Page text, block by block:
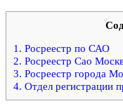
1. Росреестр по САО
2. Росреестр Сао
3. Росреестр города
4. Отдел регистрации